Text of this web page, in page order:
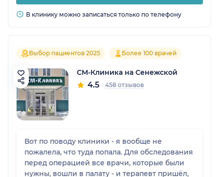
В клинику можно записаться только по телефону
Выбор пациентов 2025 Более 100 врачей
СМ-Клиника на Сенежской
4.5 458 отзывов
Вот по поводу клиники - я вообще не
пожалела, что туда попала. Для обследования
перед операцией все врачи, которые были
нужны, вошли в палату - и терапевт пришёл,